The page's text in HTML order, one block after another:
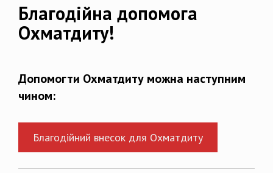
Благодійна допомога
Охматдиту!
Допомогти Охматдиту можна наступним
чином:
Благодійний внесок для Охматдиту